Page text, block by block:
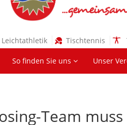
Leichtathletik Tischtennis
So finden Sie uns Unser
Team